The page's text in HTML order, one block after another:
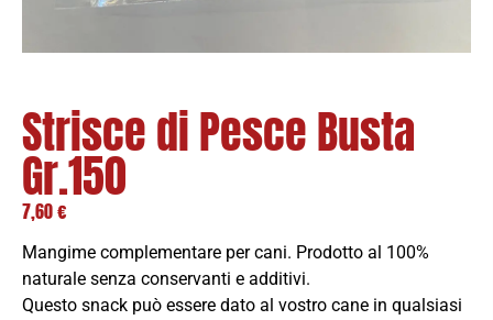
Strisce di Pesce Busta
Gr.150
7,60€
Mangime complementare per cani. Prodotto al 100%
naturale senza conservanti e additivi.
Questo snack può essere dato al vostro cane in qualsiasi